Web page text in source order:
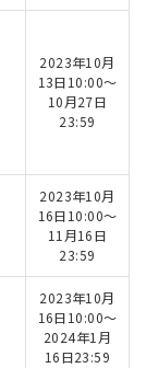
2023年10月
13日10:00～
10月27日
23:59
2023年10月
16日10:00～
11月16日
23:59
2023年10月
16日10:00～
2024年1月
16日23:59